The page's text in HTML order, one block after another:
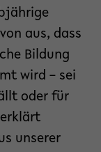
aus, dass
Bildung
wird – sei
oder für
unserer